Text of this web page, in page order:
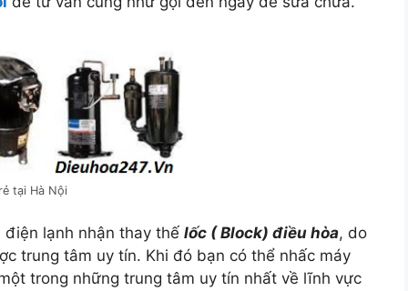
tại Hà Nội
điện lạnh nhận thay thế lốc ( Block) điều hòa, do
trung tâm uy tín. Khi đó bạn có thể nhấc máy
trong những trung tâm uy tín nhất về lĩnh vực